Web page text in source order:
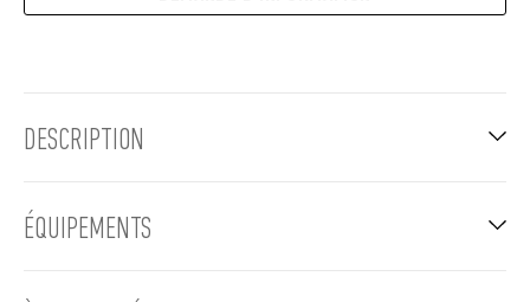
DESCRIPTION
ÉQUIPEMENTS